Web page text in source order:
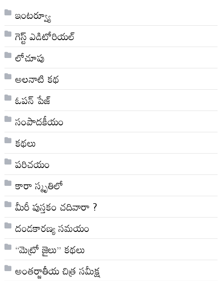
ఇంటర్వ్యూ
గెస్ట్ ఎడిటోరియల్
లోచూపు
అల‌నాటి క‌థ‌
ఓపన్ పేజ్
సంపాదకీయం
కథలు
పరిచయం
కారా స్మృతిలో
మీరీ పుస్తకం చదివారా ?
దండకారణ్య సమయం
“మెట్రో జైలు” కథలు
అంతర్జాతీయ చిత్ర సమీక్ష